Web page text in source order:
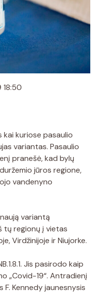
kai kuriose pasaulio
variantas. Pasaulio
pranešė, kad bylų
jūros regione,
vandenyno
variantą
tų regionų į vietas
Virdžinijoje ir Niujorke.
Jis pasirodo kaip
„Covid-19“. Antradienį
Kennedy jaunesnysis